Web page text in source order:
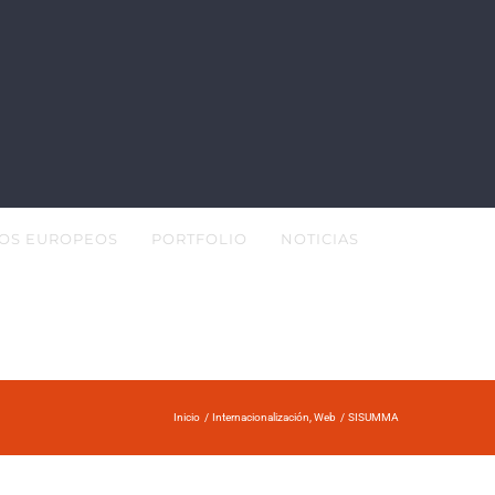
EUROPEOS PORTFOLIO NOTICIAS
Inicio Internacionalización Web SISUMMA